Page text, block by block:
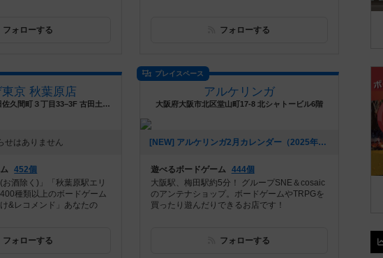
フォローする フォローする
京 秋葉原店
東京都千代田区神田佐久間町３丁目33−3F 古田土ビル 2F
せはありません
452個
お酒除く)」「秋葉原駅エリ
種類以上のボードゲーム
&レコメンド」あなたの
フォローする
プレイスペース
アルケリンガ
大阪府大阪市北区堂山町17-8 北シャトービル6階
[NEW] アルケリンガ2月カレンダー（2025年02月13日 16時53分）
遊べるボードゲーム 444個
大阪駅、梅田駅約5分！ グループSNE＆cosaic
のアンテナショップ。ボードゲームやTRPGを
買ったり遊んだりできるお店です！
フォローする